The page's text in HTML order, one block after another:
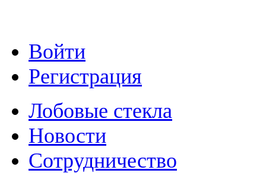
Войти
Регистрация
Лобовые стекла
Новости
Сотрудничество